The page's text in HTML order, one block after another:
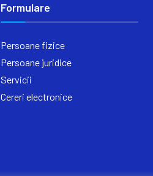
Formulare
Persoane fizice
Persoane juridice
Servicii
Cereri electronice